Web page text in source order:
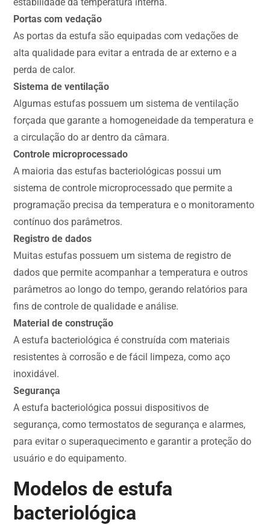
Portas com vedação
As portas da estufa são equipadas com vedações de
alta qualidade para evitar a entrada de ar externo e a
perda de calor.
Sistema de ventilação
Algumas estufas possuem um sistema de ventilação
forçada que garante a homogeneidade da temperatura e
a circulação do ar dentro da câmara.
Controle microprocessado
A maioria das estufas bacteriológicas possui um
sistema de controle microprocessado que permite a
programação precisa da temperatura e o monitoramento
contínuo dos parâmetros.
Registro de dados
Muitas estufas possuem um sistema de registro de
dados que permite acompanhar a temperatura e outros
parâmetros ao longo do tempo, gerando relatórios para
fins de controle de qualidade e análise.
Material de construção
A estufa bacteriológica é construída com materiais
resistentes à corrosão e de fácil limpeza, como aço
inoxidável.
Segurança
A estufa bacteriológica possui dispositivos de
segurança, como termostatos de segurança e alarmes,
para evitar o superaquecimento e garantir a proteção do
usuário e do equipamento.
Modelos de estufa
bacteriológica